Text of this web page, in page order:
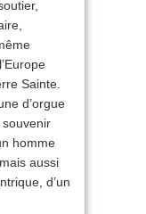
Sainte.
d’orgue
souvenir
homme
aussi
d’un